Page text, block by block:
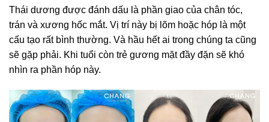
Thái dương được đánh dấu là phần giao của chân tóc,
trán và xương hốc mắt. Vị trí này bị lõm hoặc hóp là một
cấu tạo rất bình thường. Và hầu hết ai trong chúng ta cũng
sẽ gặp phải. Khi tuổi còn trẻ gương mặt đầy đặn sẽ khó
nhìn ra phần hóp này.